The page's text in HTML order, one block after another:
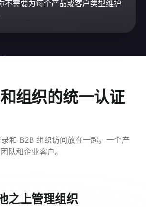
不需要为每个产品或客户类型维护
组织的统一认证
和 B2B 组织访问放在一起。一个产
队和企业客户。
之上管理组织